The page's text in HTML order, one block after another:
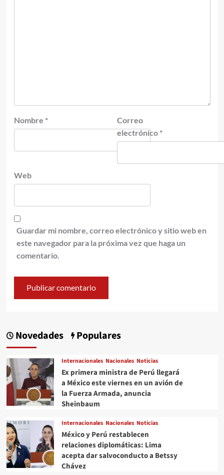
Nombre *
Correo
electrónico *
Web
Guardar mi nombre, correo electrónico y sitio web en
este navegador para la próxima vez que haga un
comentario.
Novedades Populares
Internacionales Nacionales Noticias
Ex primera ministra de Perú llegará
a México este viernes en un avión de
la Fuerza Armada, anuncia
Sheinbaum
Internacionales Nacionales Noticias
México y Perú restablecen
relaciones diplomáticas: Lima
acepta dar salvoconducto a Betssy
Chávez